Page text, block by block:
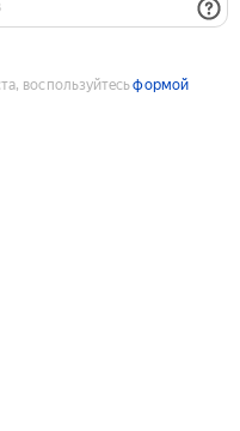
воспользуйтесьформой